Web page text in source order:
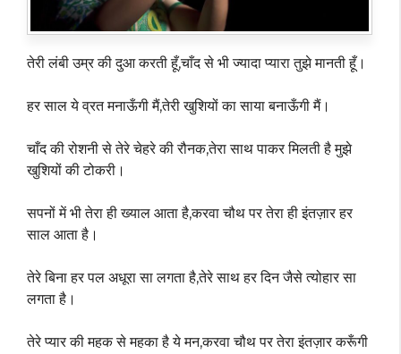
तेरी लंबी उम्र की दुआ करती हूँ,चाँद से भी ज्यादा प्यारा तुझे मानती हूँ।
हर साल ये व्रत मनाऊँगी मैं,तेरी खुशियों का साया बनाऊँगी मैं।
चाँद की रोशनी से तेरे चेहरे की रौनक,तेरा साथ पाकर मिलती है मुझे
खुशियों की टोकरी।
सपनों में भी तेरा ही ख्याल आता है,करवा चौथ पर तेरा ही इंतज़ार हर
साल आता है।
तेरे बिना हर पल अधूरा सा लगता है,तेरे साथ हर दिन जैसे त्योहार सा
लगता है।
तेरे प्यार की महक से महका है ये मन,करवा चौथ पर तेरा इंतज़ार करूँगी